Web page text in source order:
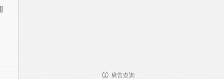
廣告查詢